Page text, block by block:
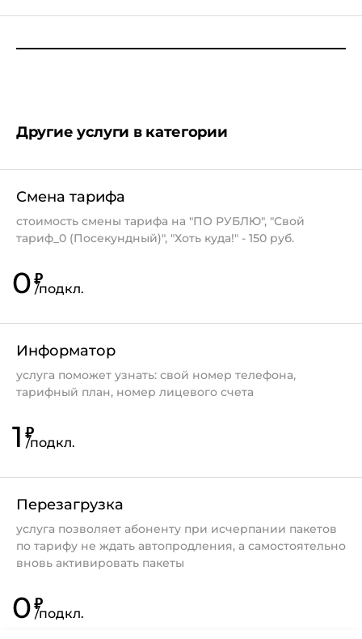
Другие услуги в категории
Смена тарифа
стоимость смены тарифа на "ПО РУБЛЮ", "Свой
тариф_0 (Посекундный)", "Хоть куда!" - 150 руб.
0₽
/подкл.
Информатор
услуга поможет узнать: свой номер телефона,
тарифный план, номер лицевого счета
1 ₽
/подкл.
Перезагрузка
услуга позволяет абоненту при исчерпании пакетов
по тарифу не ждать автопродления, а самостоятельно
вновь активировать пакеты
0₽
/подкл.